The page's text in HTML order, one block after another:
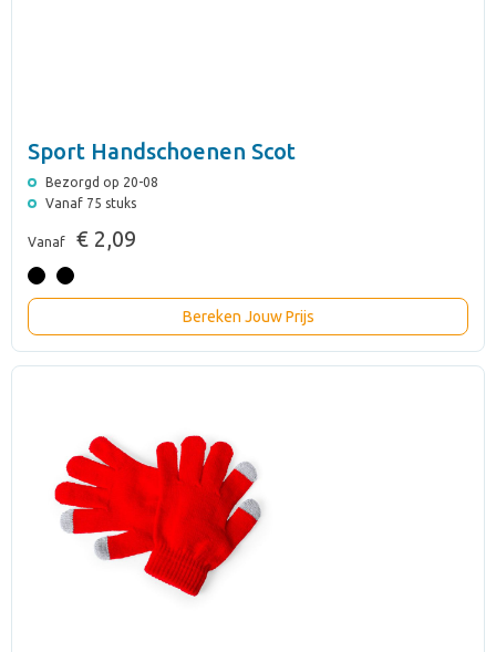
Sport Handschoenen Scot
Bezorgd op 20-08
Vanaf 75 stuks
Vanaf € 2,09
Bereken Jouw Prijs